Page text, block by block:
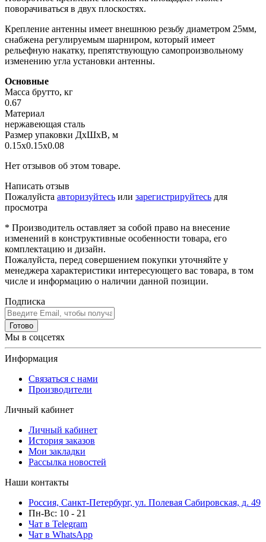
поворачиваться в двух плоскостях.
Крепление антенны имеет внешнюю резьбу диаметром 25мм,
снабжена регулируемым шарниром, который имеет
рельефную накатку, препятствующую самопроизвольному
изменению угла установки антенны.
Основные
Масса брутто, кг
0.67
Материал
нержавеющая сталь
Размер упаковки ДхШхВ, м
0.15x0.15x0.08
Нет отзывов об этом товаре.
Написать отзыв
Пожалуйста авторизуйтесь или зарегистрируйтесь для
просмотра
* Производитель оставляет за собой право на внесение
изменений в конструктивные особенности товара, его
комплектацию и дизайн.
Пожалуйста, перед совершением покупки уточняйте у
менеджера характеристики интересующего вас товара, в том
числе и информацию о наличии данной позиции.
Подписка
Готово
Мы в соцсетях
Информация
Связаться с нами
Производители
Личный кабинет
Личный кабинет
История заказов
Мои закладки
Рассылка новостей
Наши контакты
Россия, Санкт-Петербург, ул. Полевая Сабировская, д. 49
Пн-Вс: 10 - 21
Чат в Telegram
Чат в WhatsApp